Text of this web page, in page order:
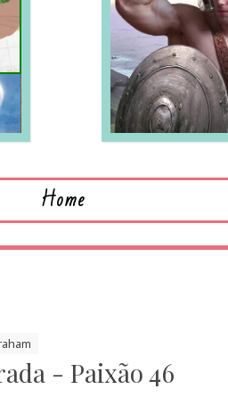
Home
- Paixão 46